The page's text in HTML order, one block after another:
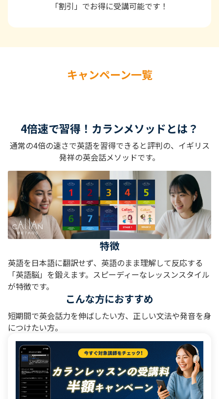
「割引」でお得に受講可能です！
キャンペーン一覧
4倍速で習得！カランメソッドとは？
通常の4倍の速さで英語を習得できると評判の、イギリス
発祥の英会話メソッドです。
特徴
英語を日本語に翻訳せず、英語のまま理解して反応する
「英語脳」を鍛えます。スピーディーなレッスンスタイル
が特徴です。
こんな方におすすめ
短期間で英会話力を伸ばしたい方、正しい文法や発音を身
につけたい方。